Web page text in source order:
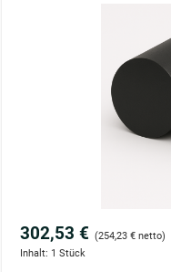
302,53 € (254,23 € netto)
Inhalt: 1 Stück